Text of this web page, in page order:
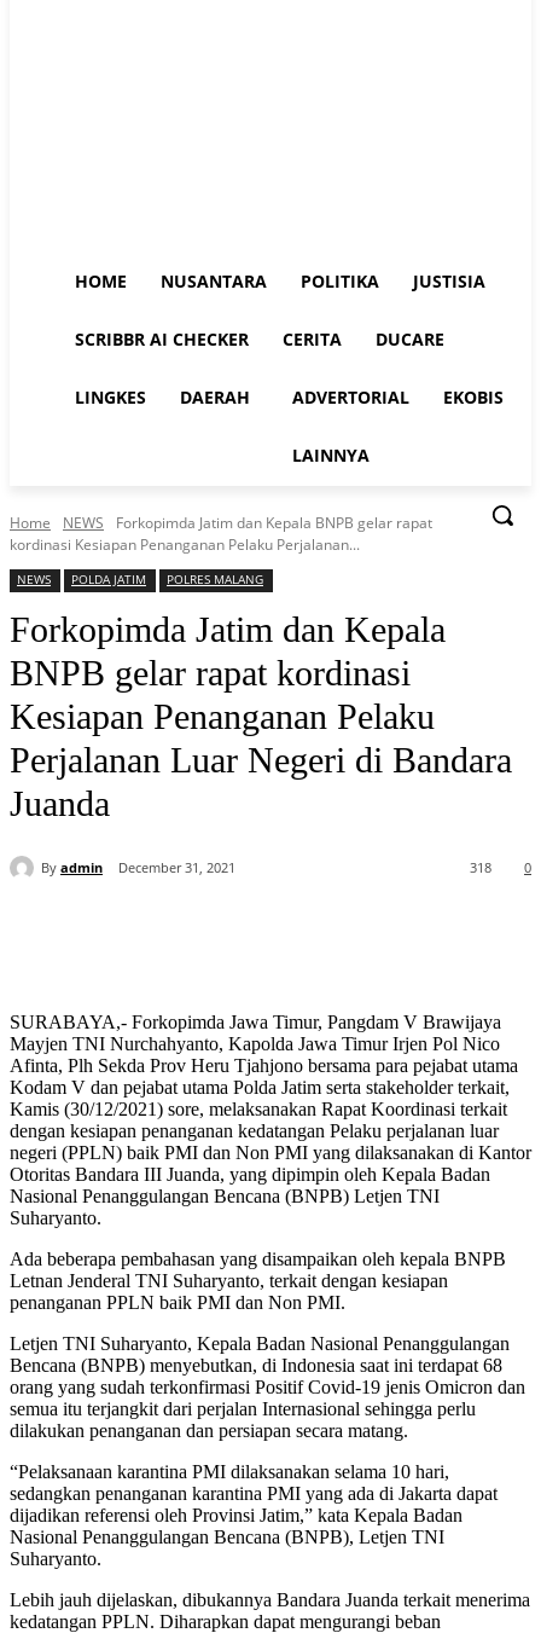
HOME NUSANTARA POLITIKA JUSTISIA
SCRIBBR AI CHECKER CERITA DUCARE
LINGKES DAERAH ADVERTORIAL EKOBIS
LAINNYA
Home NEWS
Forkopimda Jatim dan Kepala BNPB gelar rapat
kordinasi Kesiapan Penanganan Pelaku Perjalanan...
NEWS POLDA JATIM POLRES MALANG
Forkopimda Jatim dan Kepala
BNPB gelar rapat kordinasi
Kesiapan Penanganan Pelaku
Perjalanan Luar Negeri di Bandara
Juanda
By admin December 31, 2021 0
318
SURABAYA,- Forkopimda Jawa Timur, Pangdam V Brawijaya
Mayjen TNI Nurchahyanto, Kapolda Jawa Timur Irjen Pol Nico
Afinta, Plh Sekda Prov Heru Tjahjono bersama para pejabat utama
Kodam V dan pejabat utama Polda Jatim serta stakeholder terkait,
Kamis (30/12/2021) sore, melaksanakan Rapat Koordinasi terkait
dengan kesiapan penanganan kedatangan Pelaku perjalanan luar
negeri (PPLN) baik PMI dan Non PMI yang dilaksanakan di Kantor
Otoritas Bandara III Juanda, yang dipimpin oleh Kepala Badan
Nasional Penanggulangan Bencana (BNPB) Letjen TNI
Suharyanto.
Ada beberapa pembahasan yang disampaikan oleh kepala BNPB
Letnan Jenderal TNI Suharyanto, terkait dengan kesiapan
penanganan PPLN baik PMI dan Non PMI.
Letjen TNI Suharyanto, Kepala Badan Nasional Penanggulangan
Bencana (BNPB) menyebutkan, di Indonesia saat ini terdapat 68
orang yang sudah terkonfirmasi Positif Covid-19 jenis Omicron dan
semua itu terjangkit dari perjalan Internasional sehingga perlu
dilakukan penanganan dan persiapan secara matang.
“Pelaksanaan karantina PMI dilaksanakan selama 10 hari,
sedangkan penanganan karantina PMI yang ada di Jakarta dapat
dijadikan referensi oleh Provinsi Jatim,” kata Kepala Badan
Nasional Penanggulangan Bencana (BNPB), Letjen TNI
Suharyanto.
Lebih jauh dijelaskan, dibukannya Bandara Juanda terkait menerima
kedatangan PPLN. Diharapkan dapat mengurangi beban